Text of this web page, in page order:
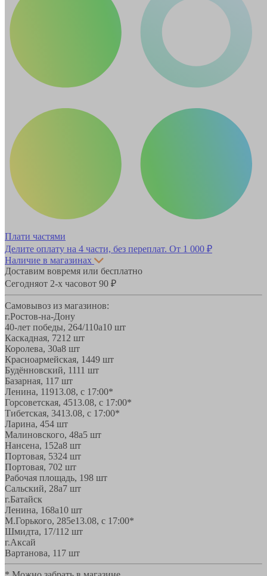
Плати частями
Делите оплату на 4 части, без переплат. От 1 000 ₽
Наличие в магазинах
Доставим вовремя или бесплатно
Сегодняот 2-х часовот 90 ₽
Самовывоз из магазинов:
г.Ростов-на-Дону
40-лет победы, 264/110а10 шт
Каскадная, 7212 шт
Королева, 30а8 шт
Красноармейская, 1449 шт
Будённовский, 1111 шт
Базарная, 11 7 шт
Ленина, 11913.08, с 17:00*
Горсоветская, 4513.08, с 17:00*
Тибетская, 3413.08, с 17:00*
Ларина, 454 шт
Малиновского, 48а5 шт
Нансена, 152а8 шт
Портовая, 5324 шт
Портовая, 702 шт
Рабочая площадь, 198 шт
Сальский, 28a7 шт
г.Батайск
Ленина, 168а10 шт
М.Горького, 285е13.08, с 17:00*
Шмидта, 17/112 шт
г.Аксай
Вартанова, 11 7 шт